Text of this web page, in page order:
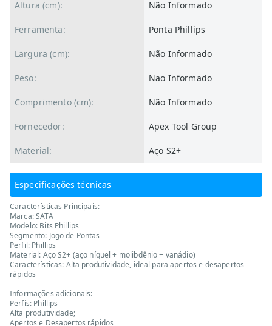
Altura (cm): Não Informado
Ferramenta: Ponta Phillips
Largura (cm): Não Informado
Peso: Nao Informado
Comprimento (cm): Não Informado
Fornecedor: Apex Tool Group
Material: Aço S2+
Especificações técnicas
Características Principais:
Marca: SATA
Modelo: Bits Phillips
Segmento: Jogo de Pontas
Perfil: Phillips
Material: Aço S2+ (aço níquel + molibdênio + vanádio)
Características: Alta produtividade, ideal para apertos e desapertos
rápidos
Informações adicionais:
Perfis: Phillips
Alta produtividade;
Apertos e Desapertos rápidos